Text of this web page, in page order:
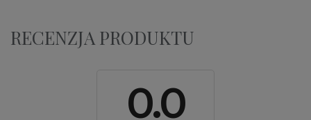
RECENZJA PRODUKTU
0.0